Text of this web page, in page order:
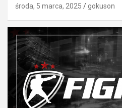
środa, 5 marca, 2025 gokuson